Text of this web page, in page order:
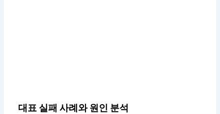
대표 실패 사례와 원인 분석